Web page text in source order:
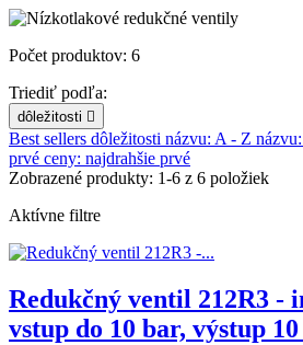
Počet produktov: 6
Triediť podľa:
dôležitosti 
Best sellers dôležitosti názvu: A - Z
prvé ceny: najdrahšie prvé
Zobrazené produkty: 1-6 z 6 položiek
Aktívne filtre
Redukčný ventil 212R3 -
vstup do 10 bar, výstup